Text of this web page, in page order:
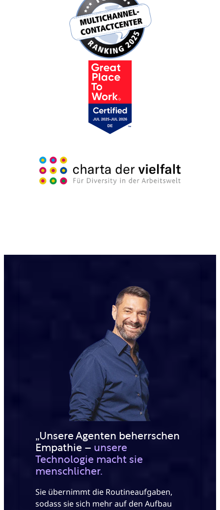
„Unsere Agenten beherrschen
Empathie – unsere
Technologie macht sie
menschlicher.
Sie übernimmt die Routineaufgaben,
sodass sie sich mehr auf den Aufbau